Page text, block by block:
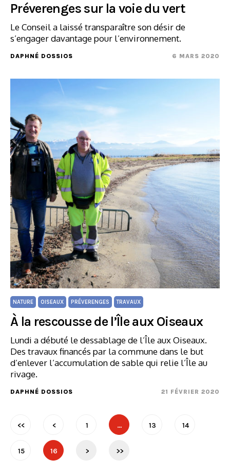
Préverenges sur la voie du vert
Le Conseil a laissé transparaître son désir de
s’engager davantage pour l’environnement.
DAPHNÉ DOSSIOS 6 MARS 2020
NATURE OISEAUX PRÉVERENGES TRAVAUX
À la rescousse de l’Île aux Oiseaux
Lundi a débuté le dessablage de l’Île aux Oiseaux.
Des travaux financés par la commune dans le but
d’enlever l’accumulation de sable qui relie l’Île au
rivage.
DAPHNÉ DOSSIOS 21 FÉVRIER 2020
<< < 1 … 13 14
15 16 > >>